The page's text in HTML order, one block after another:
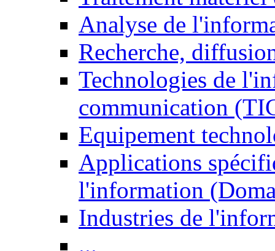
Analyse de
Recherche,
Technologies de
communication
Equipement
Applications
l'information
Industries de
...